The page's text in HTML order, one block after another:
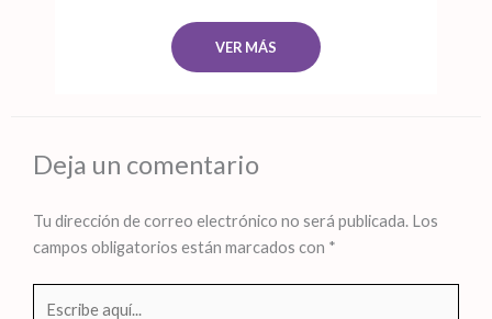
VER MÁS
Deja un comentario
Tu dirección de correo electrónico no será publicada. Los
campos obligatorios están marcados con *